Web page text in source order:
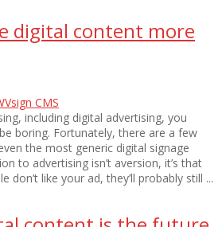
digital content more
CMS
including digital advertising, you
boring. Fortunately, there are a few
the most generic digital signage
to advertising isn’t aversion, it’s that
don’t like your ad, they’ll probably still ...